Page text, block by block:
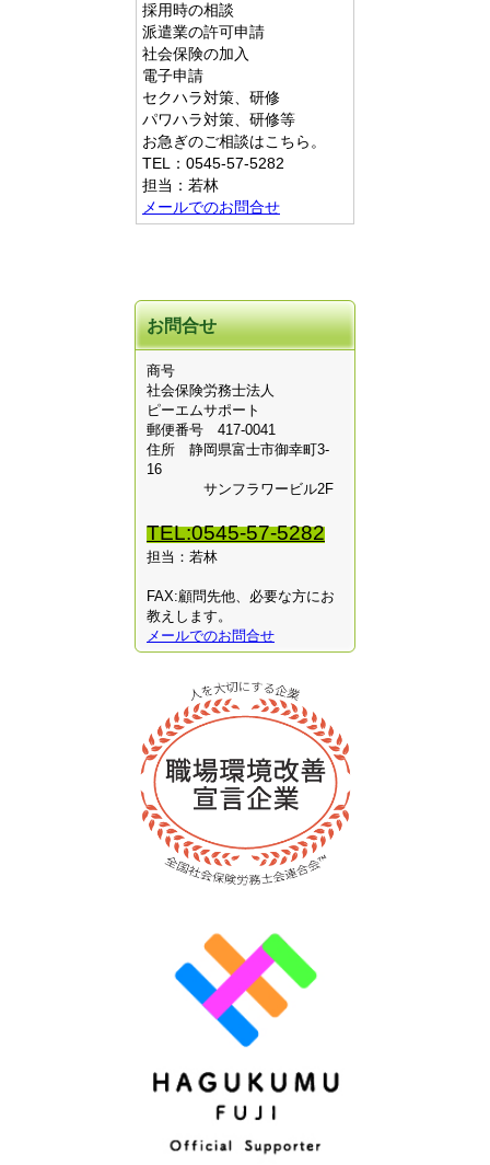
採用時の相談
派遣業の許可申請
社会保険の加入
電子申請
セクハラ対策、研修
パワハラ対策、研修等
お急ぎのご相談はこちら。
TEL：0545-57-5282
担当：若林
メールでのお問合せ
お問合せ
商号
社会保険労務士法人
ピーエムサポート
郵便番号 417-0041
住所 静岡県富士市御幸町3-
16
サンフラワービル2F
TEL:0545-57-5282
担当：若林
FAX:顧問先他、必要な方にお
教えします。
メールでのお問合せ